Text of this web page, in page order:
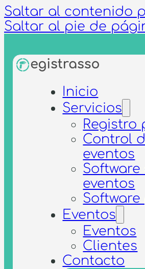
Saltar al contenido
Saltar al pie de
Inicio
Servicios
Registro
Control
eventos
eventos
Eventos
Eventos
Clientes
Contacto
One